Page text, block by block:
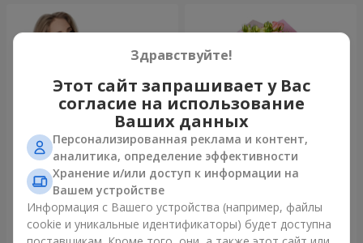
Букет "Королеве сердца"
2 999 грн
Микс "Планета роз" из 51
7 599 грн
Здравствуйте!
Этот сайт запрашивает у Вас
согласие на использование
Ваших данных
Персонализированная реклама и контент,
аналитика, определение эффективности
Хранение и/или доступ к информации на
Вашем устройстве
Информация с Вашего устройства (например, файлы
cookie и уникальные идентификаторы) будет доступна